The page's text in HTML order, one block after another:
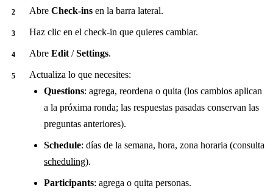
Abre Check-ins en la barra lateral.
Haz clic en el check-in que quieres cambiar.
Abre Edit /Settings.
Actualiza lo que necesites:
Questions: agrega, reordena o quita (los cambios aplican
a la próxima ronda; las respuestas pasadas conservan las
preguntas anteriores).
Schedule: días de la semana, hora, zona horaria (consulta
scheduling).
Participants: agrega o quita personas.